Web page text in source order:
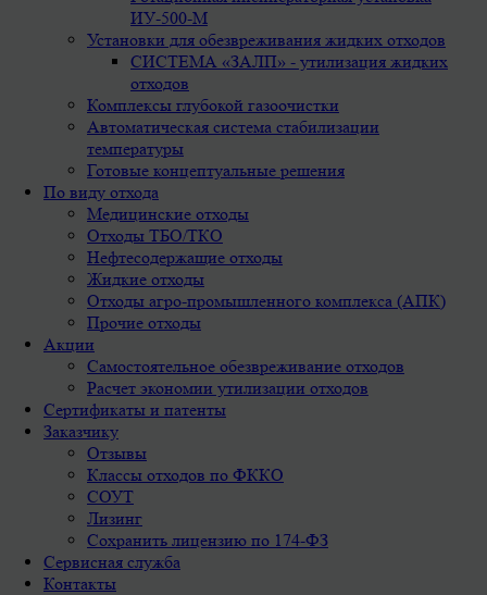
ИУ-500-М
Установки для обезвреживания жидких отходов
СИСТЕМА «ЗАЛП» - утилизация жидких
отходов
Комплексы глубокой газоочистки
Автоматическая система стабилизации
температуры
Готовые концептуальные решения
По виду отхода
Медицинские отходы
Отходы ТБО/ТКО
Нефтесодержащие отходы
Жидкие отходы
Отходы агро-промышленного комплекса (АПК)
Прочие отходы
Акции
Самостоятельное обезвреживание отходов
Расчет экономии утилизации отходов
Сертификаты и патенты
Заказчику
Отзывы
Классы отходов по ФККО
СОУТ
Лизинг
Сохранить лицензию по 174-ФЗ
Сервисная служба
Контакты